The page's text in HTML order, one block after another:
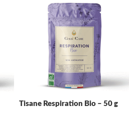
Tisane Respiration Bio – 50 g